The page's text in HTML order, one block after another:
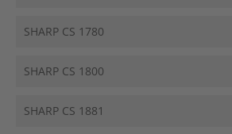
SHARP CS 1780
SHARP CS 1800
SHARP CS 1881